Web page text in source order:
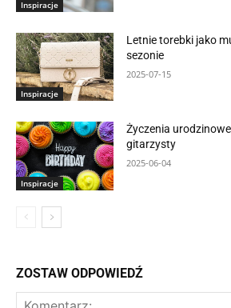
Inspiracje
Inspiracje
Letnie torebki jako
sezonie
2025-07-15
Inspiracje
Życzenia
gitarzysty
2025-06-04
ZOSTAW ODPOWIEDŹ